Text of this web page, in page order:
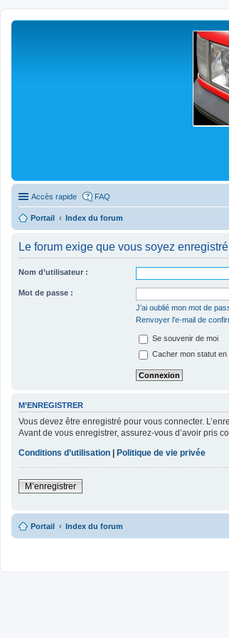
Accès rapide FAQ
Portail Index du forum
Le forum exige que vous soyez
Nom d’utilisateur :
Mot de passe :
J’ai oublié mon mot de
Renvoyer l’e-mail de
Se souvenir de moi
Cacher mon statut
M’ENREGISTRER
Vous devez être enregistré pour vous connecter.
Avant de vous enregistrer, assurez-vous d’avoir pris
Conditions d’utilisation
Politique de vie privée
M’enregistrer
Portail Index du forum